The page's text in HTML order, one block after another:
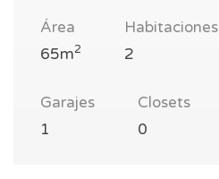
Área
65m2
Habitaciones
2
Garajes
1
Closets
0